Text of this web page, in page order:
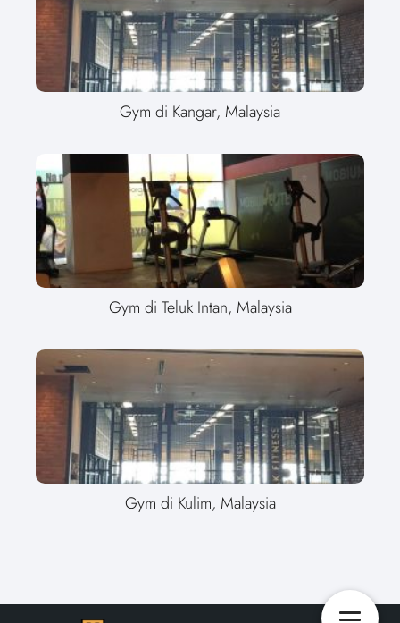
Gym di Kangar, Malaysia
Gym di Teluk Intan, Malaysia
Gym di Kulim, Malaysia